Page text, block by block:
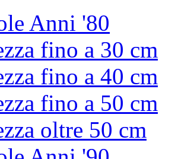
Anni '80
fino a 30 cm
fino a 40 cm
fino a 50 cm
oltre 50 cm